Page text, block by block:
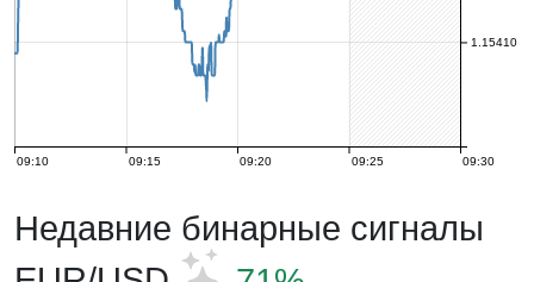
09:10 09:15 09:20 09:25 09:30
1.15410
Недавние бинарные сигналы